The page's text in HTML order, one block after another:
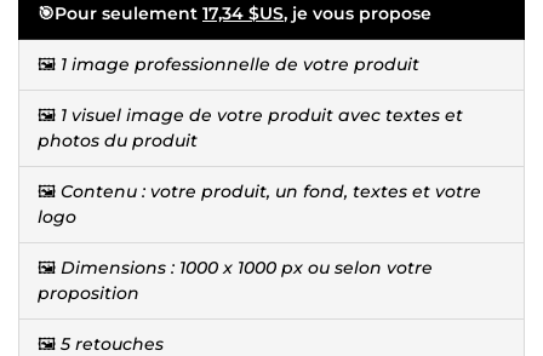
🎯Pour seulement 17,34 $US, je vous propose
🖼️ 1 image professionnelle de votre produit
🖼️ 1 visuel image de votre produit avec textes et
photos du produit
🖼️ Contenu : votre produit, un fond, textes et votre
logo
🖼️ Dimensions : 1000 x 1000 px ou selon votre
proposition
🖼️ 5 retouches